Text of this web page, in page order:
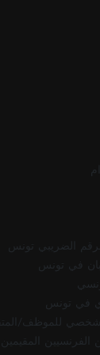
الضريبي تونس
في تونس
في تونس
للموظف/
الفرنسيين